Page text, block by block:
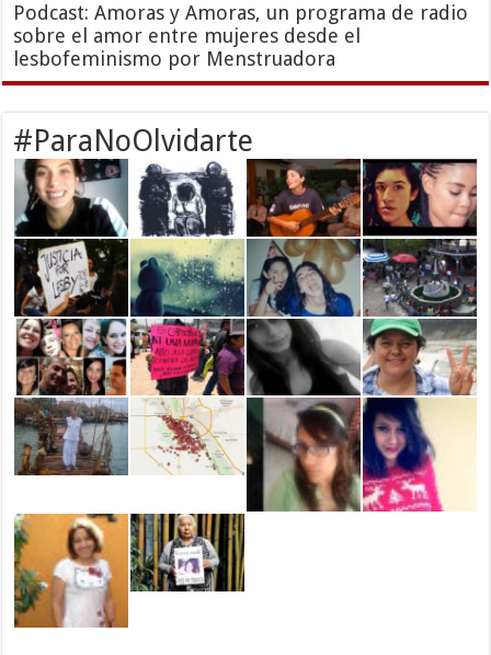
Podcast: Amoras y Amoras, un programa de radio
sobre el amor entre mujeres desde el
lesbofeminismo por Menstruadora
#ParaNoOlvidarte